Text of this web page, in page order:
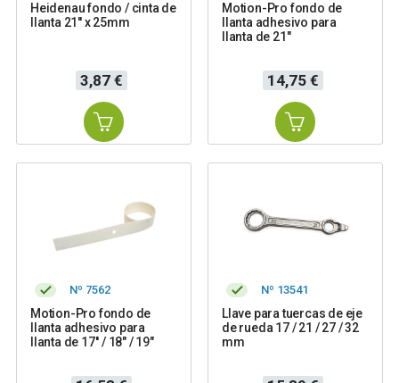
Heidenau fondo / cinta de
llanta 21'' x 25mm
Precio
3,87 €
Motion-Pro fondo de
llanta adhesivo para
llanta de 21"
Precio
14,75 €
Nº 7562
Motion-Pro fondo de
llanta adhesivo para
llanta de 17'' / 18" / 19"
Nº 13541
Llave para tuercas de eje
de rueda 17 / 21 / 27 / 32
mm